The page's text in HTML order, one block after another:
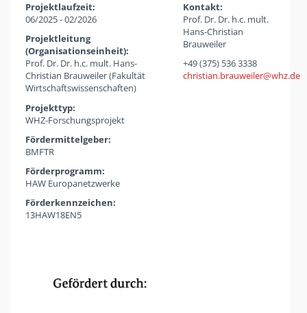
Projektlaufzeit:
06/2025 - 02/2026
Projektleitung
(Organisationseinheit):
Prof. Dr. Dr. h.c. mult. Hans-
Christian Brauweiler (Fakultät
Wirtschaftswissenschaften)
Projekttyp:
WHZ-Forschungsprojekt
Kontakt:
Prof. Dr. Dr. h.c. mult.
Hans-Christian
Brauweiler
+49 (375) 536 3338
christian.brauweiler
whzde
Fördermittelgeber:
BMFTR
Förderprogramm:
HAW Europanetzwerke
Förderkennzeichen:
13HAW18EN5